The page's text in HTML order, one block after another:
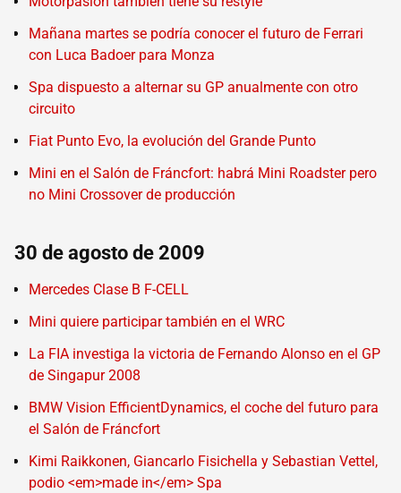
Mañana martes se podría conocer el futuro de Ferrari
con Luca Badoer para Monza
Spa dispuesto a alternar su GP anualmente con otro
circuito
Fiat Punto Evo, la evolución del Grande Punto
Mini en el Salón de Fráncfort: habrá Mini Roadster pero
no Mini Crossover de producción
30 de agosto de 2009
Mercedes Clase B F-CELL
Mini quiere participar también en el WRC
La FIA investiga la victoria de Fernando Alonso en el GP
de Singapur 2008
BMW Vision EfficientDynamics, el coche del futuro para
el Salón de Fráncfort
Kimi Raikkonen, Giancarlo Fisichella y Sebastian Vettel,
podio <em>made in</em> Spa